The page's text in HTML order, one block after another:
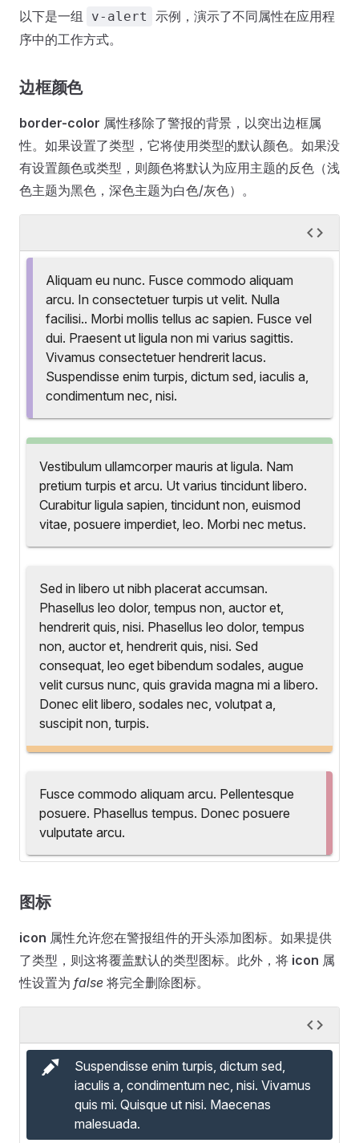
以下是一组 v-alert
示例，演示了不同属性在应用程
序中的工作方式。
边框颜色
border-color 属性移除了警报的背景，以突出边框属
性。如果设置了类型，它将使用类型的默认颜色。如果没
有设置颜色或类型，则颜色将默认为应用主题的反色（浅
色主题为黑色，深色主题为白色/灰色）。
Aliquam eu nunc. Fusce commodo aliquam
arcu. In consectetuer turpis ut velit. Nulla
facilisi.. Morbi mollis tellus ac sapien. Fusce vel
dui. Praesent ut ligula non mi varius sagittis.
Vivamus consectetuer hendrerit lacus.
Suspendisse enim turpis, dictum sed, iaculis a,
condimentum nec, nisi.
Vestibulum ullamcorper mauris at ligula. Nam
pretium turpis et arcu. Ut varius tincidunt libero.
Curabitur ligula sapien, tincidunt non, euismod
vitae, posuere imperdiet, leo. Morbi nec metus.
Sed in libero ut nibh placerat accumsan.
Phasellus leo dolor, tempus non, auctor et,
hendrerit quis, nisi. Phasellus leo dolor, tempus
non, auctor et, hendrerit quis, nisi. Sed
consequat, leo eget bibendum sodales, augue
velit cursus nunc, quis gravida magna mi a libero.
Donec elit libero, sodales nec, volutpat a,
suscipit non, turpis.
Fusce commodo aliquam arcu. Pellentesque
posuere. Phasellus tempus. Donec posuere
vulputate arcu.
图标
icon 属性允许您在警报组件的开头添加图标。如果提供
了类型，则这将覆盖默认的类型图标。此外，将 icon 属
性设置为 false 将完全删除图标。
Suspendisse enim turpis, dictum sed,
iaculis a, condimentum nec, nisi. Vivamus
quis mi. Quisque ut nisi. Maecenas
malesuada.